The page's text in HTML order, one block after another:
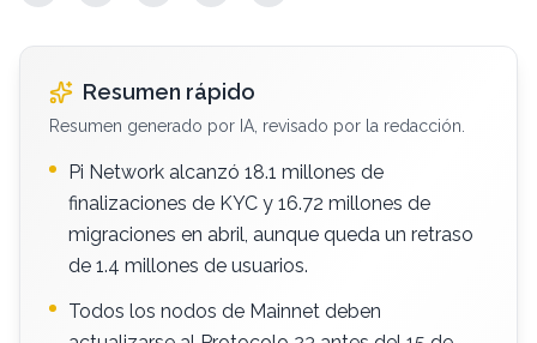
Resumen rápido
Resumen generado por IA, revisado por la redacción.
Pi Network alcanzó 18.1 millones de
finalizaciones de KYC y 16.72 millones de
migraciones en abril, aunque queda un retraso
de 1.4 millones de usuarios.
Todos los nodos de Mainnet deben